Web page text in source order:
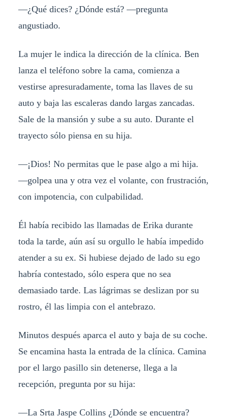
—¿Qué dices? ¿Dónde está? —pregunta
angustiado.
La mujer le indica la dirección de la clínica. Ben
lanza el teléfono sobre la cama, comienza a
vestirse apresuradamente, toma las llaves de su
auto y baja las escaleras dando largas zancadas.
Sale de la mansión y sube a su auto. Durante el
trayecto sólo piensa en su hija.
—¡Dios! No permitas que le pase algo a mi hija.
—golpea una y otra vez el volante, con frustración,
con impotencia, con culpabilidad.
Él había recibido las llamadas de Erika durante
toda la tarde, aún así su orgullo le había impedido
atender a su ex. Si hubiese dejado de lado su ego
habría contestado, sólo espera que no sea
demasiado tarde. Las lágrimas se deslizan por su
rostro, él las limpia con el antebrazo.
Minutos después aparca el auto y baja de su coche.
Se encamina hasta la entrada de la clínica. Camina
por el largo pasillo sin detenerse, llega a la
recepción, pregunta por su hija:
—La Srta Jaspe Collins ¿Dónde se encuentra?